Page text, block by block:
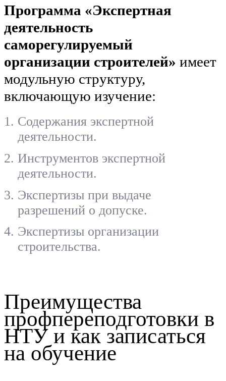
Программа «Экспертная
деятельность
саморегулируемый
организации строителей» имеет
модульную структуру,
включающую изучение:
Содержания экспертной
деятельности.
Инструментов экспертной
деятельности.
Экспертизы при выдаче
разрешений о допуске.
Экспертизы организации
строительства.
Преимущества
профпереподготовки в
НТУ и как записаться
на обучение